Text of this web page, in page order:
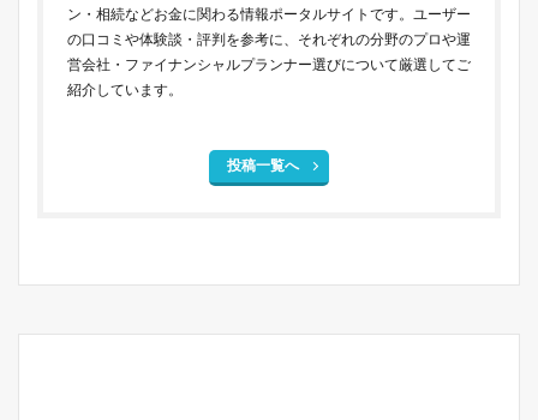
ン・相続などお金に関わる情報ポータルサイトです。ユーザー
の口コミや体験談・評判を参考に、それぞれの分野のプロや運
営会社・ファイナンシャルプランナー選びについて厳選してご
紹介しています。
投稿一覧へ